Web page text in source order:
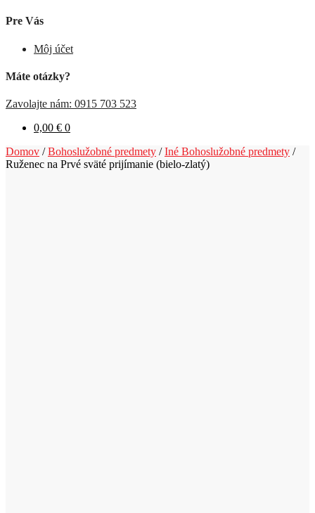
Pre Vás
Môj účet
Máte otázky?
Zavolajte nám: 0915 703 523
0,00 € 0
Domov /Bohoslužobné predmety /Iné Bohoslužobné predmety /
Ruženec na Prvé sväté prijímanie (bielo-zlatý)